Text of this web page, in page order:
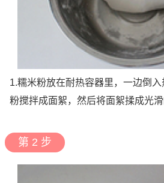
1.糯米粉放在耐热容器里，一边倒
粉搅拌成面絮，然后将面絮揉成光滑
第 2 步